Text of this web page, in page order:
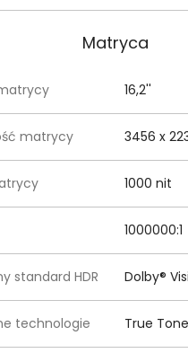
Matryca
16,2''
matrycy 3456 x
1000 nit
1000000:1
standard HDR Dolby®
technologie True Tone